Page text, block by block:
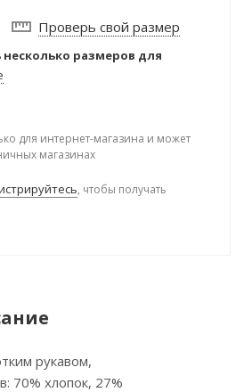
Проверь свой размер
размеров для
для интернет-магазина и может
магазинах
, чтобы получать
рукавом,
70% хлопок, 27%